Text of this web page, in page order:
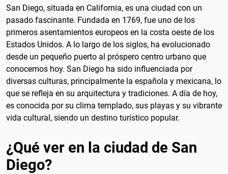
San Diego, situada en California, es una ciudad con un
pasado fascinante. Fundada en 1769, fue uno de los
primeros asentamientos europeos en la costa oeste de los
Estados Unidos. A lo largo de los siglos, ha evolucionado
desde un pequeño puerto al próspero centro urbano que
conocemos hoy. San Diego ha sido influenciada por
diversas culturas, principalmente la española y mexicana, lo
que se refleja en su arquitectura y tradiciones. A día de hoy,
es conocida por su clima templado, sus playas y su vibrante
vida cultural, siendo un destino turístico popular.
¿Qué ver en la ciudad de San
Diego?